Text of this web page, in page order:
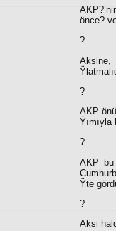
önce?
?
Aksine,
?
AKP
?
AKP bu
Ÿte
?
Aksi